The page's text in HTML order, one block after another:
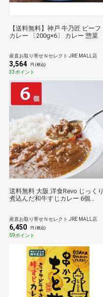
【送料無料】神戸 牛乃匠 ビーフ
カレー 〔200g×6〕 カレー 惣菜
産直お取り寄せＮセレクト JRE MALL店
3,564 円 (税込)
33ポイント
送料無料 大阪 洋食Revo じっくり
煮込んだ和牛すじカレー 6個
産直お取り寄せＮセレクト JRE MALL店
6,450 円 (税込)
59ポイント